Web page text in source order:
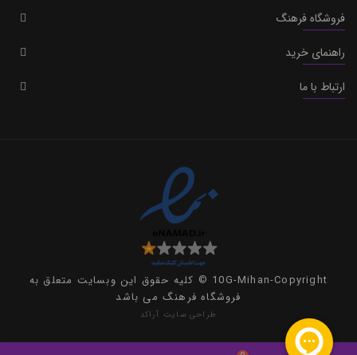
فروشگاه فرهنگ
راهنمای خرید
ارتباط با ما
10G-Mihan-Copyright © کلیه حقوق این وبسایت متعلق به
فروشگاه فرهنگ می باشد
طراحی سایت آراکد